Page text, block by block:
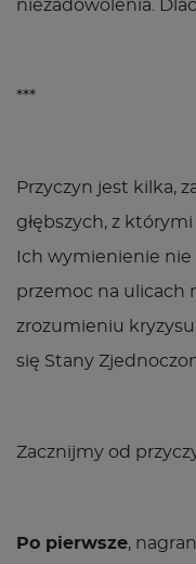
niezadowolenia.
***
Przyczyn jest kilka,
głębszych, z
Ich wymienienie nie
przemoc na ulicach
zrozumieniu
się Stany
Zacznijmy od
Po pierwsze,